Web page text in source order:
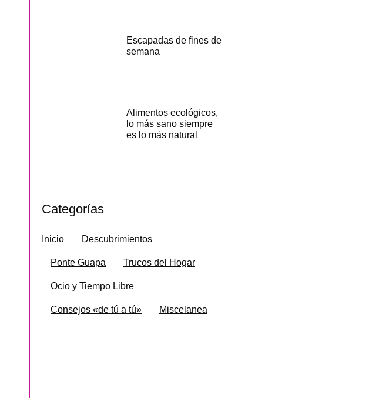
Escapadas de fines de
semana
Alimentos ecológicos,
lo más sano siempre
es lo más natural
Categorías
Inicio Descubrimientos
Ponte Guapa Trucos del Hogar
Ocio y Tiempo Libre
Consejos «de tú a tú» Miscelanea